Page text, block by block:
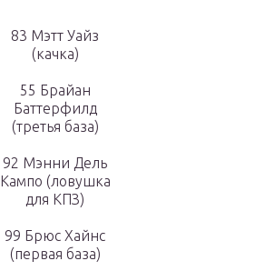
83 Мэтт Уайз
(качка)
55 Брайан
Баттерфилд
(третья база)
92 Мэнни Дель
Кампо (ловушка
для КПЗ)
99 Брюс Хайнс
(первая база)